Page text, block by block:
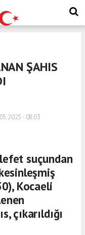
ŞAHIS
- 08:03
suçundan
Kocaeli
çıkarıldığı